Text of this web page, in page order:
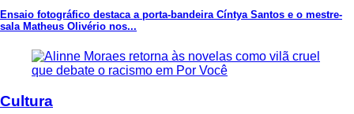
Ensaio fotográfico destaca a porta-bandeira Cíntya Santos e o mestre-
sala Matheus Olivério nos...
Cultura